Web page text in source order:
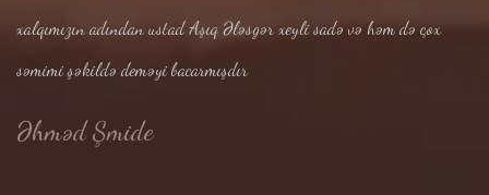
xalqımızın adından ustad Aşıq Ələsgər xeyli sadə və həm də çox
səmimi şəkildə deməyi bacarmışdır
Əhməd Şmide